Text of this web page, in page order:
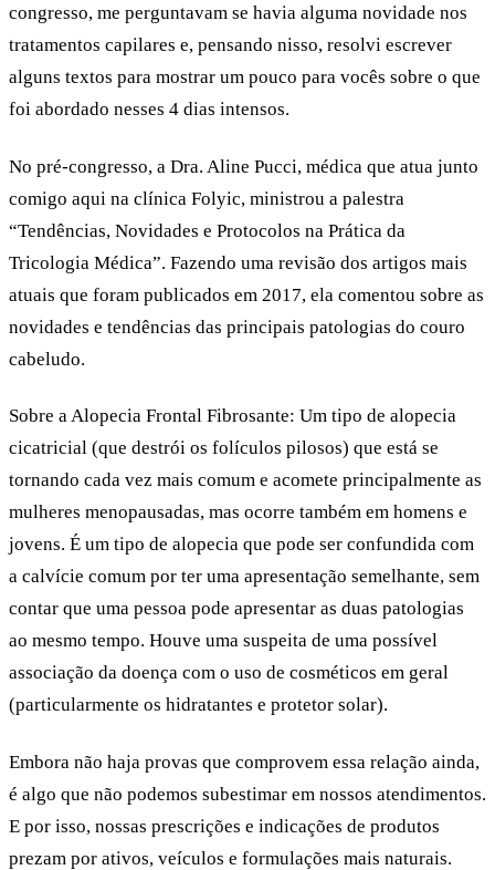
congresso, me perguntavam se havia alguma novidade nos
tratamentos capilares e, pensando nisso, resolvi escrever
alguns textos para mostrar um pouco para vocês sobre o que
foi abordado nesses 4 dias intensos.
No pré-congresso, a Dra. Aline Pucci, médica que atua junto
comigo aqui na clínica Folyic, ministrou a palestra
“Tendências, Novidades e Protocolos na Prática da
Tricologia Médica”. Fazendo uma revisão dos artigos mais
atuais que foram publicados em 2017, ela comentou sobre as
novidades e tendências das principais patologias do couro
cabeludo.
Sobre a Alopecia Frontal Fibrosante: Um tipo de alopecia
cicatricial (que destrói os folículos pilosos) que está se
tornando cada vez mais comum e acomete principalmente as
mulheres menopausadas, mas ocorre também em homens e
jovens. É um tipo de alopecia que pode ser confundida com
a calvície comum por ter uma apresentação semelhante, sem
contar que uma pessoa pode apresentar as duas patologias
ao mesmo tempo. Houve uma suspeita de uma possível
associação da doença com o uso de cosméticos em geral
(particularmente os hidratantes e protetor solar).
Embora não haja provas que comprovem essa relação ainda,
é algo que não podemos subestimar em nossos atendimentos.
E por isso, nossas prescrições e indicações de produtos
prezam por ativos, veículos e formulações mais naturais.